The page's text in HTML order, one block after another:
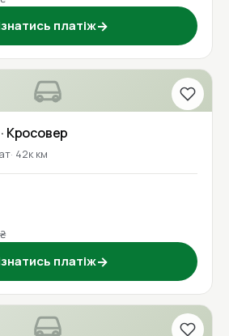
платіж→
· Кросовер
42к км
платіж→